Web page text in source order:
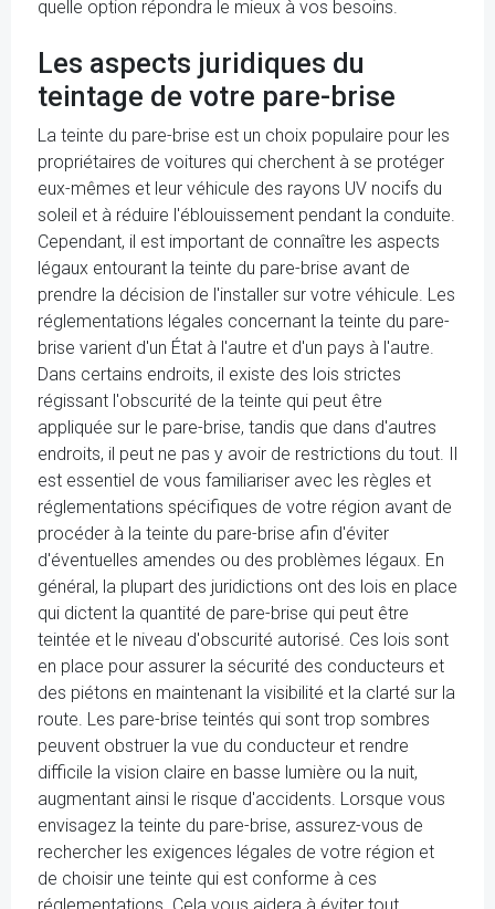
quelle option répondra le mieux à vos besoins.
Les aspects juridiques du
teintage de votre pare-brise
La teinte du pare-brise est un choix populaire pour les
propriétaires de voitures qui cherchent à se protéger
eux-mêmes et leur véhicule des rayons UV nocifs du
soleil et à réduire l'éblouissement pendant la conduite.
Cependant, il est important de connaître les aspects
légaux entourant la teinte du pare-brise avant de
prendre la décision de l'installer sur votre véhicule. Les
réglementations légales concernant la teinte du pare-
brise varient d'un État à l'autre et d'un pays à l'autre.
Dans certains endroits, il existe des lois strictes
régissant l'obscurité de la teinte qui peut être
appliquée sur le pare-brise, tandis que dans d'autres
endroits, il peut ne pas y avoir de restrictions du tout. Il
est essentiel de vous familiariser avec les règles et
réglementations spécifiques de votre région avant de
procéder à la teinte du pare-brise afin d'éviter
d'éventuelles amendes ou des problèmes légaux. En
général, la plupart des juridictions ont des lois en place
qui dictent la quantité de pare-brise qui peut être
teintée et le niveau d'obscurité autorisé. Ces lois sont
en place pour assurer la sécurité des conducteurs et
des piétons en maintenant la visibilité et la clarté sur la
route. Les pare-brise teintés qui sont trop sombres
peuvent obstruer la vue du conducteur et rendre
difficile la vision claire en basse lumière ou la nuit,
augmentant ainsi le risque d'accidents. Lorsque vous
envisagez la teinte du pare-brise, assurez-vous de
rechercher les exigences légales de votre région et
de choisir une teinte qui est conforme à ces